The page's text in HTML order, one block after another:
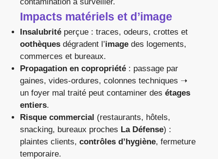
Impacts matériels et d’image
Insalubrité perçue : traces, odeurs, crottes et
oothèques dégradent l’image des logements,
commerces et bureaux.
Propagation en copropriété : passage par
gaines, vides-ordures, colonnes techniques ➝
un foyer mal traité peut contaminer des étages
entiers.
Risque commercial (restaurants, hôtels,
snacking, bureaux proches La Défense) :
plaintes clients, contrôles d’hygiène, fermeture
temporaire.